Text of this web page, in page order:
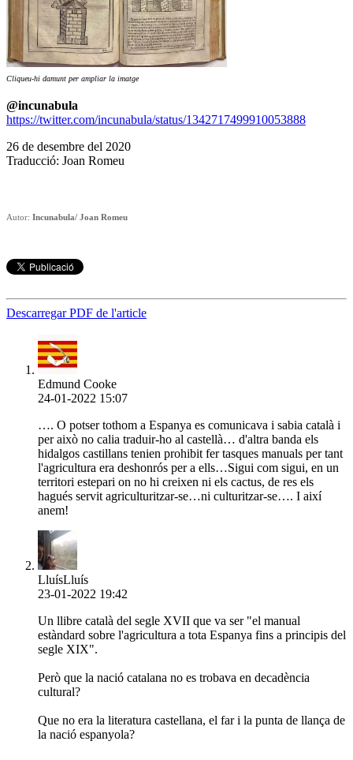
Cliqueu-hi damunt per ampliar la imatge
@incunabula
https://twitter.com/incunabula/status/1342717499910053888
26 de desembre del 2020
Traducció: Joan Romeu
Autor: Incunabula/ Joan Romeu
Descarregar PDF de l'article
Edmund Cooke
24-01-2022 15:07
…. O potser tothom a Espanya es comunicava i sabia català i
per això no calia traduir-ho al castellà… d'altra banda els
hidalgos castillans tenien prohibit fer tasques manuals per tant
l'agricultura era deshonrós per a ells…Sigui com sigui, en un
territori estepari on no hi creixen ni els cactus, de res els
hagués servit agriculturitzar-se…ni culturitzar-se…. I així
anem!
LluísLluís
23-01-2022 19:42
Un llibre català del segle XVII que va ser "el manual
estàndard sobre l'agricultura a tota Espanya fins a principis del
segle XIX".
Però que la nació catalana no es trobava en decadència
cultural?
Que no era la literatura castellana, el far i la punta de llança de
la nació espanyola?